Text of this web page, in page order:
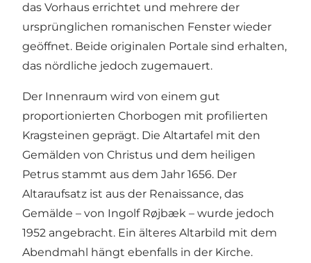
das Vorhaus errichtet und mehrere der
ursprünglichen romanischen Fenster wieder
geöffnet. Beide originalen Portale sind erhalten,
das nördliche jedoch zugemauert.
Der Innenraum wird von einem gut
proportionierten Chorbogen mit profilierten
Kragsteinen geprägt. Die Altartafel mit den
Gemälden von Christus und dem heiligen
Petrus stammt aus dem Jahr 1656. Der
Altaraufsatz ist aus der Renaissance, das
Gemälde – von Ingolf Røjbæk – wurde jedoch
1952 angebracht. Ein älteres Altarbild mit dem
Abendmahl hängt ebenfalls in der Kirche.